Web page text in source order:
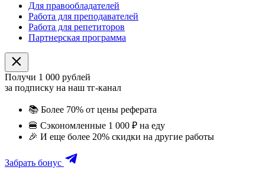
Для правообладателей
Работа для преподавателей
Работа для репетиторов
Партнерская программа
Получи 1 000 рублей
за подписку на наш тг-канал
📚 Более 70% от цены реферата
🍔 Сэкономленные 1 000 ₽ на еду
🎉 И еще более 20% скидки на другие работы
Забрать бонус